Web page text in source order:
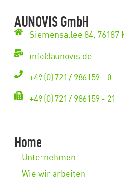
AUNOVIS GmbH
Siemensallee 84, 76187
info@aunovis.de
+49 (0) 721 / 986159 - 0
+49 (0) 721 / 986159 - 21
Home
Unternehmen
Wie wir arbeiten